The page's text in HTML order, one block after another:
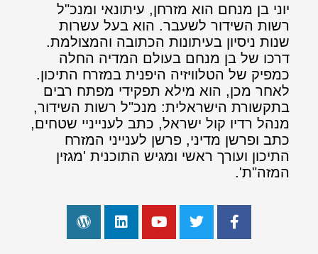
יוני בן מנחם הוא מזרחן, עיתונאי ומנכ"ל
רשות השידור לשעבר. הוא בעל עשרות
שנות ניסיון בעיתונות הכתובה והמצולמת.
דרכו של בן מנחם בעולם המדיה החלה
כמפיק של הטלוויזיה היפנית במזרח התיכון.
לאחר מכן, הוא מילא תפקידי מפתח רבים
בתקשורת הישראלית: מנכ"ל רשות השידור,
מנהל רדיו קול ישראל, כתב לענייניי שטחים,
כתב ופרשן מדיני, פרשן לענייני המזרח
התיכון ועורך ראשי ומגיש התוכנית 'מגזין
המזה"ת'.